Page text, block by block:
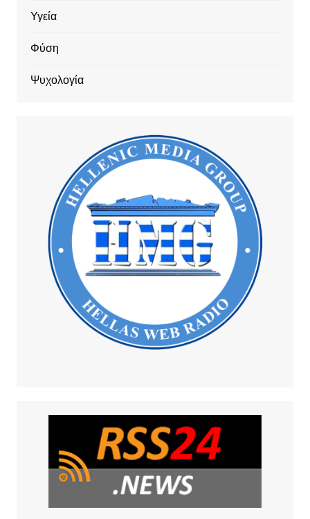
Υγεία
Φύση
Ψυχολογία